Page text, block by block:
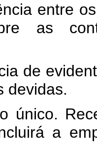
entre os
as
devidas.
a